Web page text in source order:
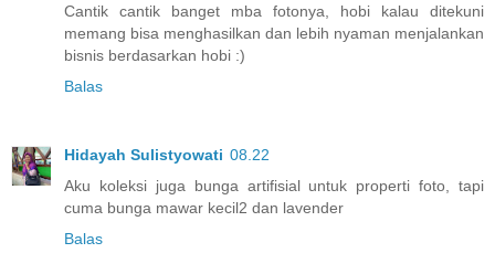
Cantik cantik banget mba fotonya, hobi kalau ditekuni
memang bisa menghasilkan dan lebih nyaman menjalankan
bisnis berdasarkan hobi :)
Balas
Hidayah Sulistyowati 08.22
Aku koleksi juga bunga artifisial untuk properti foto, tapi
cuma bunga mawar kecil2 dan lavender
Balas